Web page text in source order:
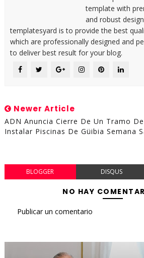
template with
and robust
templatesyard is to provide the best
which are professionally designed and
to deliver best result for your blog.
Newer Article
ADN Anuncia Cierre De Un Tramo
Instalar Piscinas De Güibia Semana
BLOGGER DISQUS
NO HAY
Publicar un comentario